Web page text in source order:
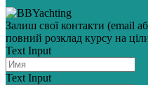
Залиш свої контакти (email
повний розклад курсу на
Text Input
Text Input